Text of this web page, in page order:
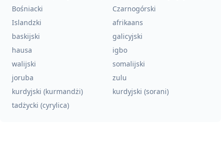
Bośniacki
Czarnogórski
Islandzki
afrikaans
baskijski
galicyjski
hausa
igbo
walijski
somalijski
joruba
zulu
kurdyjski (kurmandżi)
kurdyjski (sorani)
tadżycki (cyrylica)